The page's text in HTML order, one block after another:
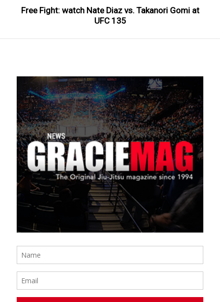
Free Fight: watch Nate Diaz vs. Takanori Gomi at
UFC 135